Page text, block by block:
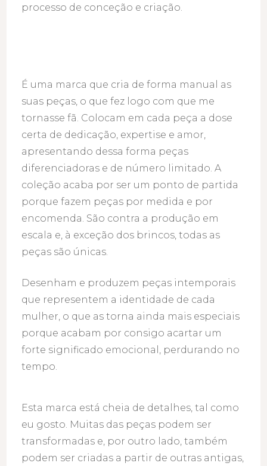
processo de conceção e criação.
É uma marca que cria de forma manual as
suas peças, o que fez logo com que me
tornasse fã. Colocam em cada peça a dose
certa de dedicação, expertise e amor,
apresentando dessa forma peças
diferenciadoras e de número limitado. A
coleção acaba por ser um ponto de partida
porque fazem peças por medida e por
encomenda. São contra a produção em
escala e, à exceção dos brincos, todas as
peças são únicas.
Desenham e produzem peças intemporais
que representem a identidade de cada
mulher, o que as torna ainda mais especiais
porque acabam por consigo acartar um
forte significado emocional, perdurando no
tempo.
Esta marca está cheia de detalhes, tal como
eu gosto. Muitas das peças podem ser
transformadas e, por outro lado, também
podem ser criadas a partir de outras antigas,